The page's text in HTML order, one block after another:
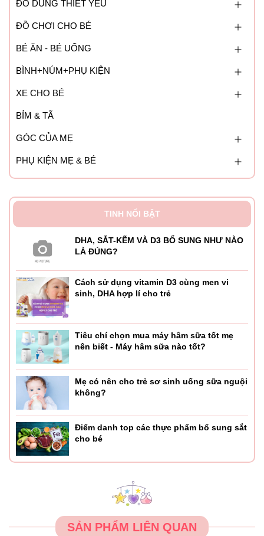
ĐỒ DÙNG THIẾT YẾU
ĐỒ CHƠI CHO BÉ
BÉ ĂN - BÉ UỐNG
BÌNH+NÚM+PHỤ KIỆN
XE CHO BÉ
BỈM & TÃ
GÓC CỦA MẸ
PHỤ KIỆN MẸ & BÉ
TINH NỔI BẬT
DHA, SẮT-KẼM VÀ D3 BỔ SUNG NHƯ NÀO
LÀ ĐÚNG?
Cách sử dụng vitamin D3 cùng men vi
sinh, DHA hợp lí cho trẻ
Tiêu chí chọn mua máy hâm sữa tốt mẹ
nên biết - Máy hâm sữa nào tốt?
Mẹ có nên cho trẻ sơ sinh uống sữa nguội
không?
Điểm danh top các thực phẩm bổ sung sắt
cho bé
SẢN PHẨM LIÊN QUAN